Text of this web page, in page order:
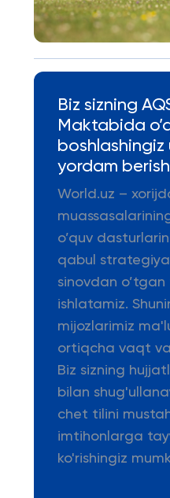
Biz sizning
Maktabida
yordam
World.uz –
o’quv
qabul
sinovdan
ishlatamiz.
mijozlarimiz
ortiqcha vaqt
Biz sizning
bilan
chet tilini
imtihonlarga
ko'rishingiz